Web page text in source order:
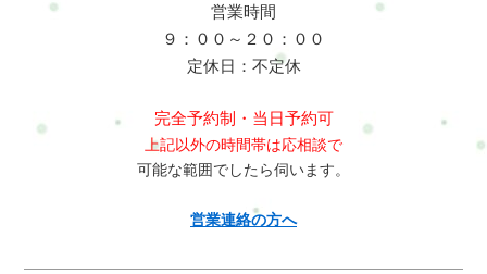
営業時間
９：００～２０：００
定休日：不定休
完全予約制・当日予約可
上記以外の時間帯は応相談で
可能な範囲でしたら伺います。
営業連絡の方へ